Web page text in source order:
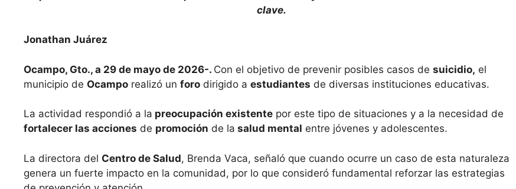
clave.
Jonathan Juárez
Ocampo, Gto., a 29 de mayo de 2026-. Con el objetivo de prevenir posibles casos de suicidio, el
municipio de Ocampo realizó un foro dirigido a estudiantes de diversas instituciones educativas.
La actividad respondió a la preocupación existente por este tipo de situaciones y a la necesidad de
fortalecer las acciones de promoción de la salud mental entre jóvenes y adolescentes.
La directora del Centro de Salud, Brenda Vaca, señaló que cuando ocurre un caso de esta naturaleza
genera un fuerte impacto en la comunidad, por lo que consideró fundamental reforzar las estrategias